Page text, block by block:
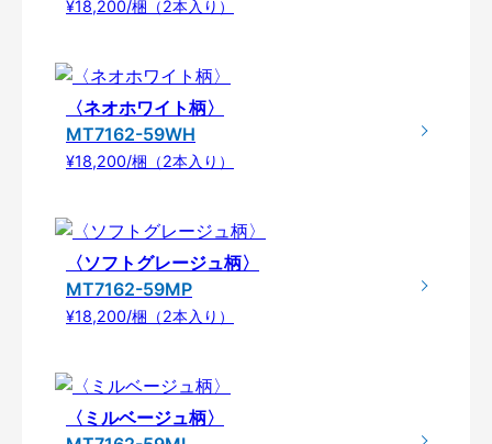
¥18,200/梱（2本入り）
〈ネオホワイト柄〉
MT7162-59WH
¥18,200/梱（2本入り）
〈ソフトグレージュ柄〉
MT7162-59MP
¥18,200/梱（2本入り）
〈ミルベージュ柄〉